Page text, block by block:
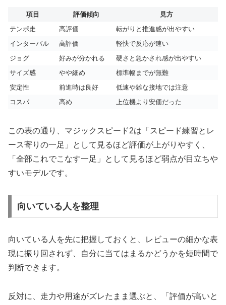
項目 評価傾向
見方
テンポ走
高評価
転がりと推進感が出やすい
インターバル
高評価
軽快で反応が速い
ジョグ
好みが分かれる
硬さと急かされ感が出やすい
サイズ感
やや細め
標準幅までが無難
安定性
前進時は良好
低速や雑な接地では注意
コスパ
高め 上位機より安価だった
この表の通り、マジックスピード2は「スピード練習とレ
ース寄りの一足」として見るほど評価が上がりやすく、
「全部これでこなす一足」として見るほど弱点が目立ちや
すいモデルです。
向いている人を整理
向いている人を先に把握しておくと、レビューの細かな表
現に振り回されず、自分に当てはまるかどうかを短時間で
判断できます。
反対に、走力や用途がズレたまま選ぶと、「評価が高いと